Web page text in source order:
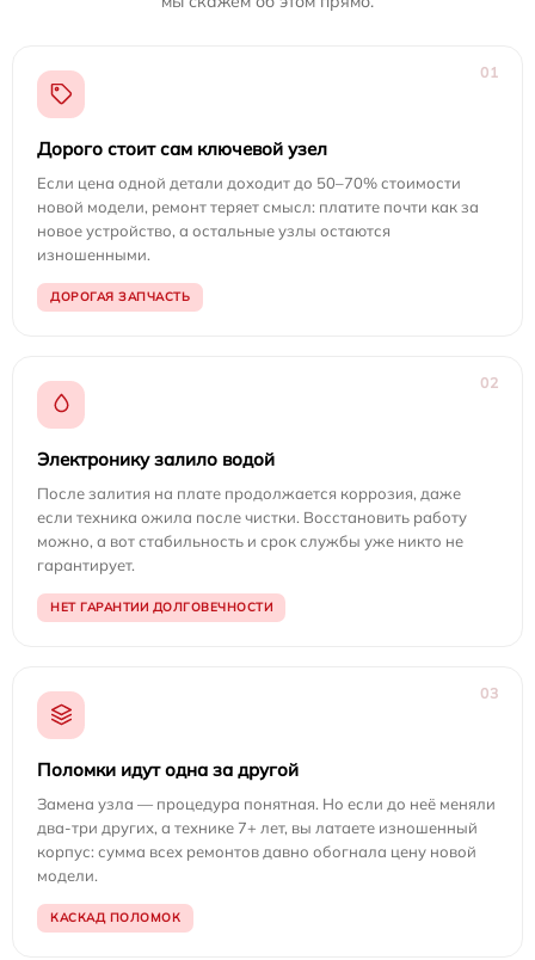
01
Дорого стоит сам ключевой узел
Если цена одной детали доходит до 50–70% стоимости
новой модели, ремонт теряет смысл: платите почти как за
новое устройство, а остальные узлы остаются
изношенными.
ДОРОГАЯ ЗАПЧАСТЬ
02
Электронику залило водой
После залития на плате продолжается коррозия, даже
если техника ожила после чистки. Восстановить работу
можно, а вот стабильность и срок службы уже никто не
гарантирует.
НЕТ ГАРАНТИИ ДОЛГОВЕЧНОСТИ
03
Поломки идут одна за другой
Замена узла — процедура понятная. Но если до неё меняли
два-три других, а технике 7+ лет, вы латаете изношенный
корпус: сумма всех ремонтов давно обогнала цену новой
модели.
КАСКАД ПОЛОМОК